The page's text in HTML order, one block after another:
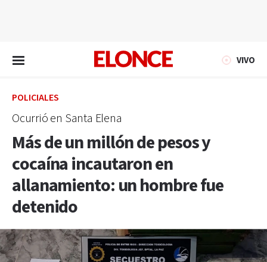
VIVO
POLICIALES
Ocurrió en Santa Elena
Más de un millón de pesos y
cocaína incautaron en
allanamiento: un hombre fue
detenido